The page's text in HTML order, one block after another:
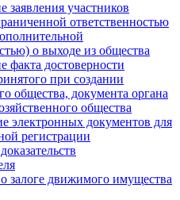
заявления участников
ответственностью
о выходе из общества
факта достоверности
при создании
общества, документа органа
общества
электронных документов для
регистрации
залоге движимого имущества